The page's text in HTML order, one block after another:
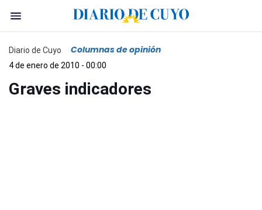
Diario de Cuyo Columnas de opinión
4 de enero de 2010 - 00:00
Graves indicadores